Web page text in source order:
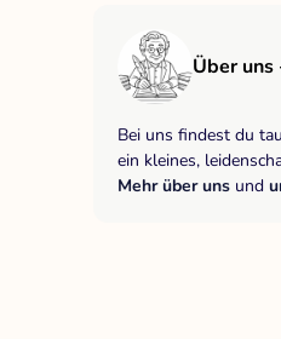
Über
Bei uns findest du
ein kleines,
Mehr über uns und